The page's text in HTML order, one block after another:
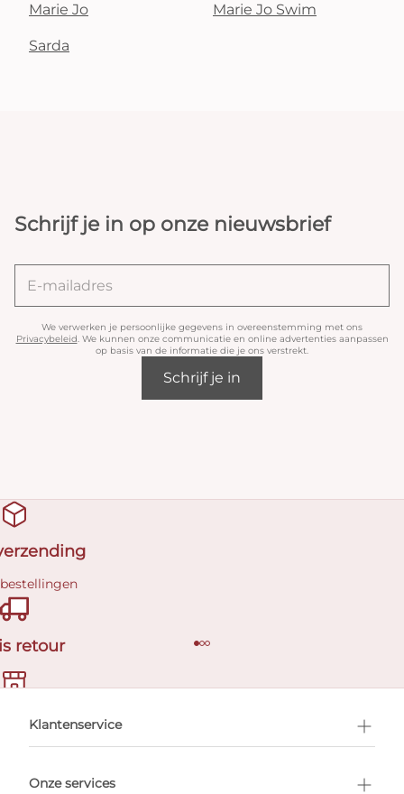
Marie Jo Marie Jo Swim
Sarda
Schrijf je in op onze nieuwsbrief
We verwerken je persoonlijke gegevens in overeenstemming met ons
Privacybeleid. We kunnen onze communicatie en online advertenties aanpassen
op basis van de informatie die je ons verstrekt.
Schrijf je in
retour
afspraak
Klantenservice
Onze services